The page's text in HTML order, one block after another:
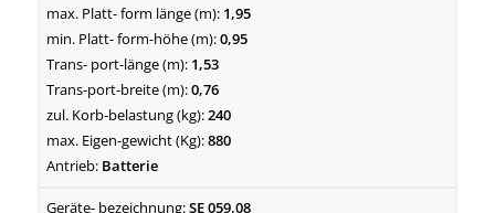
1,95
0,95
1,53
0,76
240
880
Batterie
SE 059.08